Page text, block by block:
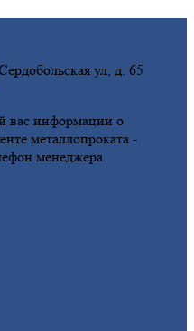
ул, д. 65
вас информации о
металлопроката -
менеджера.